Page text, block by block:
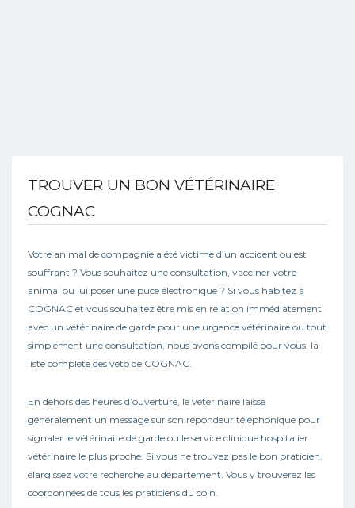
TROUVER UN BON VÉTÉRINAIRE
COGNAC
Votre animal de compagnie a été victime d’un accident ou est
souffrant ? Vous souhaitez une consultation, vacciner votre
animal ou lui poser une puce électronique ? Si vous habitez à
COGNAC et vous souhaitez être mis en relation immédiatement
avec un vétérinaire de garde pour une urgence vétérinaire ou tout
simplement une consultation, nous avons compilé pour vous, la
liste complète des véto de COGNAC.
En dehors des heures d’ouverture, le vétérinaire laisse
généralement un message sur son répondeur téléphonique pour
signaler le vétérinaire de garde ou le service clinique hospitalier
vétérinaire le plus proche. Si vous ne trouvez pas le bon praticien,
élargissez votre recherche au département. Vous y trouverez les
coordonnées de tous les praticiens du coin.